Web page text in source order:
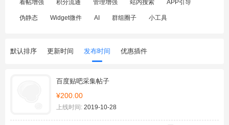
看帖增强 积分流通 管理增强 站内搜索 APP引导
伪静态 Widget微件 AI 群组圈子 小工具
默认排序 更新时间 发布时间 优惠插件
百度贴吧采集帖子
¥200.00
上线时间: 2019-10-28